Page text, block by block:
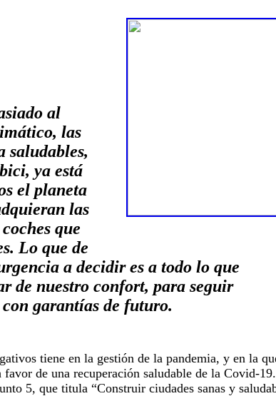
al
las
saludables,
ya está
el planeta
las
que
Lo que de
a decidir es a todo lo que
de nuestro confort, para seguir
garantías de futuro.
tiene en la gestión de la pandemia, y en la
de una recuperación saludable de la Covid-
5, que titula “Construir ciudades sanas y